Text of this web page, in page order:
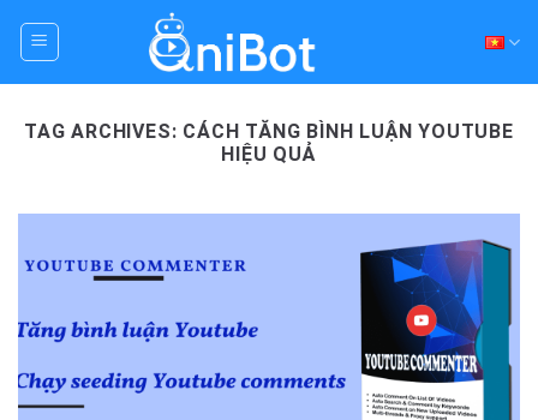
TAG ARCHIVES: CÁCH TĂNG BÌNH LUẬN YOUTUBE
HIỆU QUẢ